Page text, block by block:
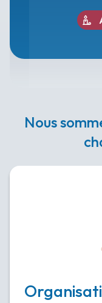
Nous